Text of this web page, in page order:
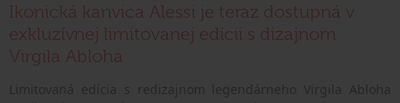
Ikonická kanvica Alessi je teraz dostupná v
exkluzívnej limitovanej edícii s dizajnom
Virgila Abloha